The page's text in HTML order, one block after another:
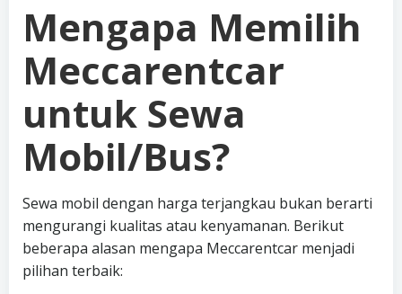
Mengapa Memilih
Meccarentcar
untuk Sewa
Mobil/Bus?
Sewa mobil dengan harga terjangkau bukan berarti
mengurangi kualitas atau kenyamanan. Berikut
beberapa alasan mengapa Meccarentcar menjadi
pilihan terbaik: